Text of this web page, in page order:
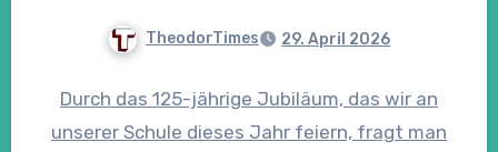
TheodorTimes 29. April 2026
Durch das 125-jährige Jubiläum, das wir an
unserer Schule dieses Jahr feiern, fragt man